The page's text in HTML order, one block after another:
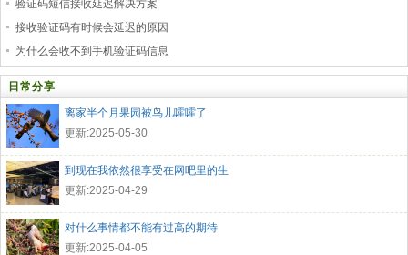
验证码短信接收延迟解决方案
接收验证码有时候会延迟的原因
为什么会收不到手机验证码信息
日常分享
离家半个月果园被鸟儿嚯嚯了
更新:2025-05-30
到现在我依然很享受在网吧里的生
更新:2025-04-29
对什么事情都不能有过高的期待
更新:2025-04-05